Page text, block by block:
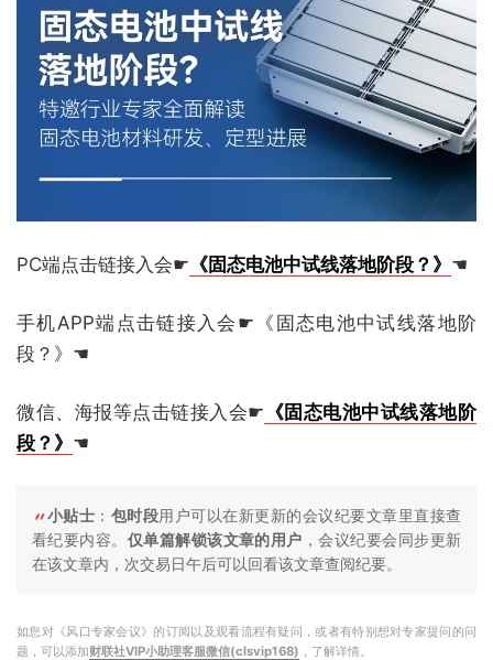
PC端点击链接入会☛ 《固态电池中试线落地阶段？》 ☚
手机APP端点击链接入会☛《固态电池中试线落地阶
段？》☚
微信、海报等点击链接入会☛ 《固态电池中试线落地阶
段？》 ☚
小贴士 ： 包时段用户可以在新更新的会议纪要文章里直接查
看纪要内容。 仅单篇解锁该文章的用户 ，会议纪要会同步更新
在该文章内，次交易日午后可以回看该文章查阅纪要。
如您对《风口专家会议》的订阅以及观看流程有疑问，或者有特别想对专家提问的问
题，可以添加财联社VIP小助理客服微信(clsvip168) ，了解详情。